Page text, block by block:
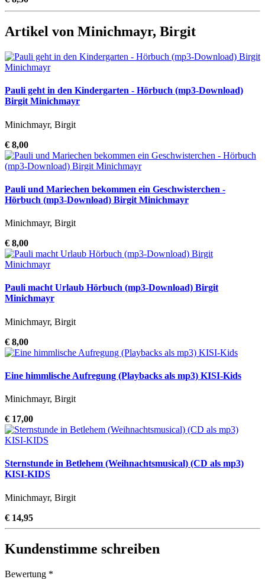
Artikel von Minichmayr, Birgit
Pauli geht in den Kindergarten - Hörbuch (mp3-Download)
Birgit Minichmayr
Minichmayr, Birgit
€ 8,00
Pauli und Mariechen bekommen ein Geschwisterchen -
Hörbuch (mp3-Download) Birgit Minichmayr
Minichmayr, Birgit
€ 8,00
Pauli macht Urlaub Hörbuch (mp3-Download) Birgit
Minichmayr
Minichmayr, Birgit
€ 8,00
Eine himmlische Aufregung (Playbacks als mp3) KISI-Kids
Minichmayr, Birgit
€ 17,00
Sternstunde in Betlehem (Weihnachtsmusical) (CD als mp3)
KISI-KIDS
Minichmayr, Birgit
€ 14,95
Kundenstimme schreiben
Bewertung *